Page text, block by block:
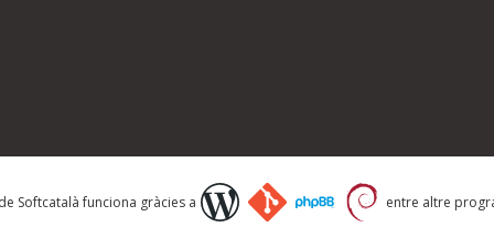
Softcatalà funciona gràcies a entre altre